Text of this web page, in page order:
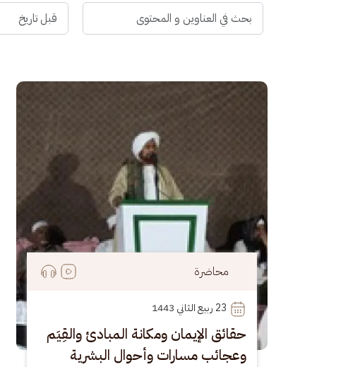
الصورة
محاضرة
23
حقائق الإيمان ومكانة المبادئ والقِيَم
وعجائب مسارات وأحوال البشرية